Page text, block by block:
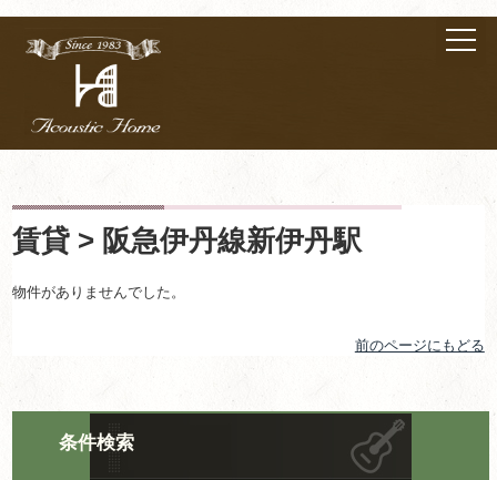
条件検索
賃貸 > 阪急伊丹線新伊丹駅
物件がありませんでした。
前のページにもどる